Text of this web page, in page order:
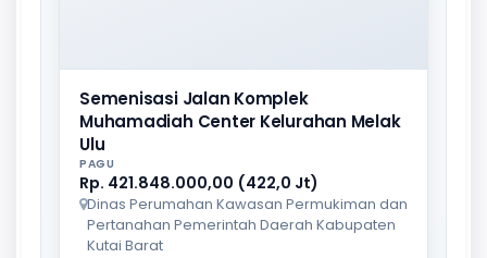
Semenisasi Jalan Komplek
Muhamadiah Center Kelurahan Melak
Ulu
PAGU
Rp. 421.848.000,00 (422,0 Jt)
Dinas Perumahan Kawasan Permukiman dan
Pertanahan Pemerintah Daerah Kabupaten
Kutai Barat